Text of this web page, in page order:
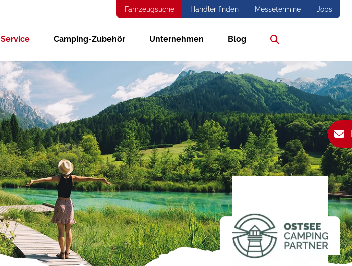
Fahrzeugsuche Händler finden Messetermine Jobs
Service Camping-Zubehör Unternehmen Blog